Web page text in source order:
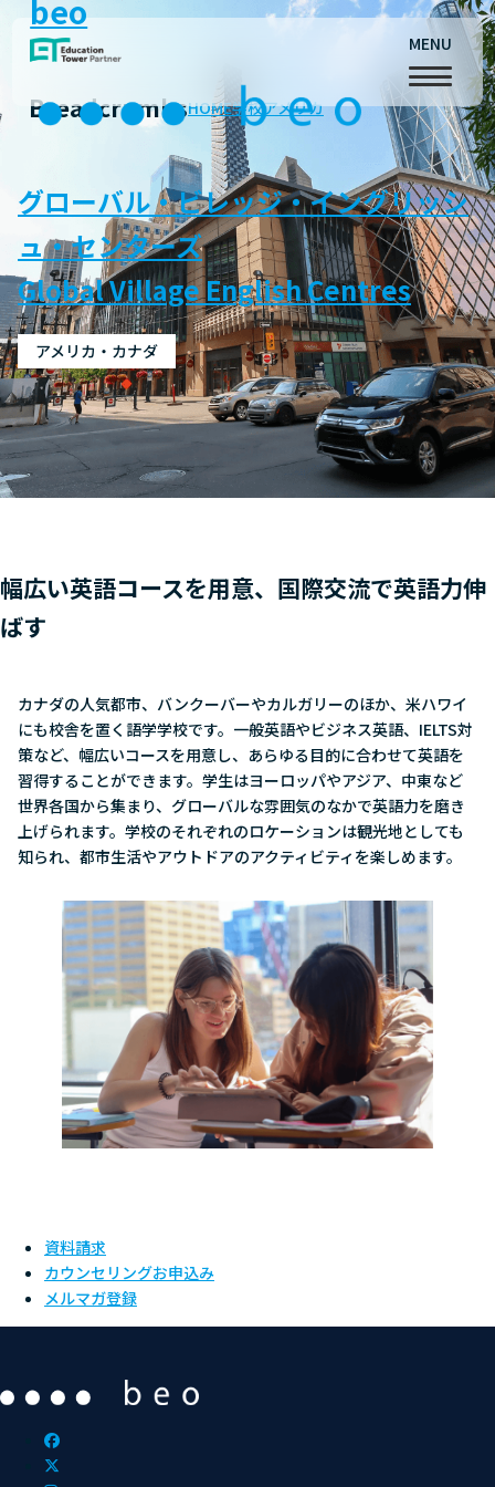
beo
MENU
BreadcrumbsHOME学校アメリカ
グローバル・ビレッジ・イングリッシ
ュ・センターズ
Global Village English Centres
アメリカ・カナダ
幅広い英語コースを用意、国際交流で英語力伸
ばす
カナダの人気都市、バンクーバーやカルガリーのほか、米ハワイ
にも校舎を置く語学学校です。一般英語やビジネス英語、IELTS対
策など、幅広いコースを用意し、あらゆる目的に合わせて英語を
習得することができます。学生はヨーロッパやアジア、中東など
世界各国から集まり、グローバルな雰囲気のなかで英語力を磨き
上げられます。学校のそれぞれのロケーションは観光地としても
知られ、都市生活やアウトドアのアクティビティを楽しめます。
資料請求
カウンセリングお申込み
メルマガ登録